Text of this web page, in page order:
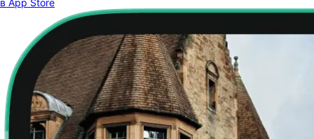
в App Store